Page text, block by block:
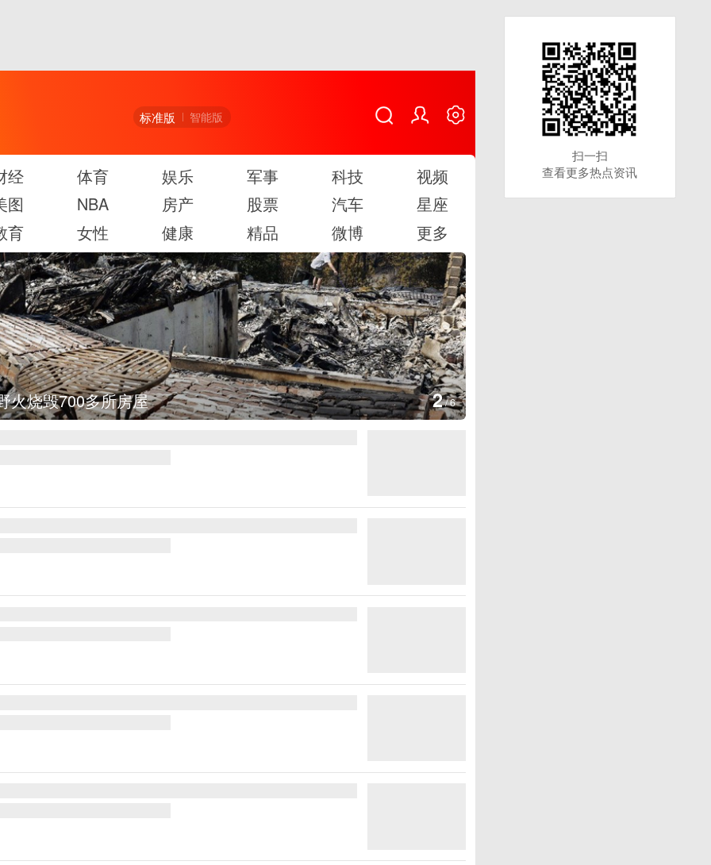
标准版 智能版
经 体育 娱乐 军事 科技
视频
图
NBA 房产 股票 汽车
星座
育
女性 健康 精品 微博 更多
图集
叙利亚：大马士革发生爆炸 3/6
扫一扫
查看更多热点资讯
扫一扫
查看更多热点资讯